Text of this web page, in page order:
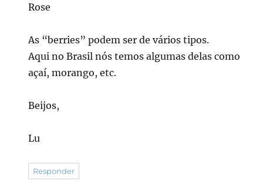
Rose
As “berries” podem ser de vários tipos.
Aqui no Brasil nós temos algumas delas como
açaí, morango, etc.
Beijos,
Lu
Responder